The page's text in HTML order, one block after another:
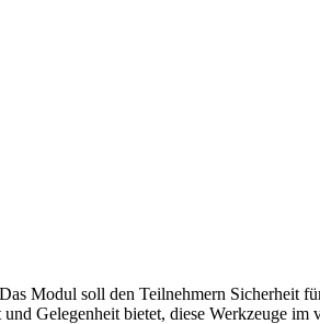
Modul soll den Teilnehmern Sicherheit
Gelegenheit bietet, diese Werkzeuge